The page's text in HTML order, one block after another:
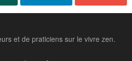
et de praticiens sur le vivre zen.